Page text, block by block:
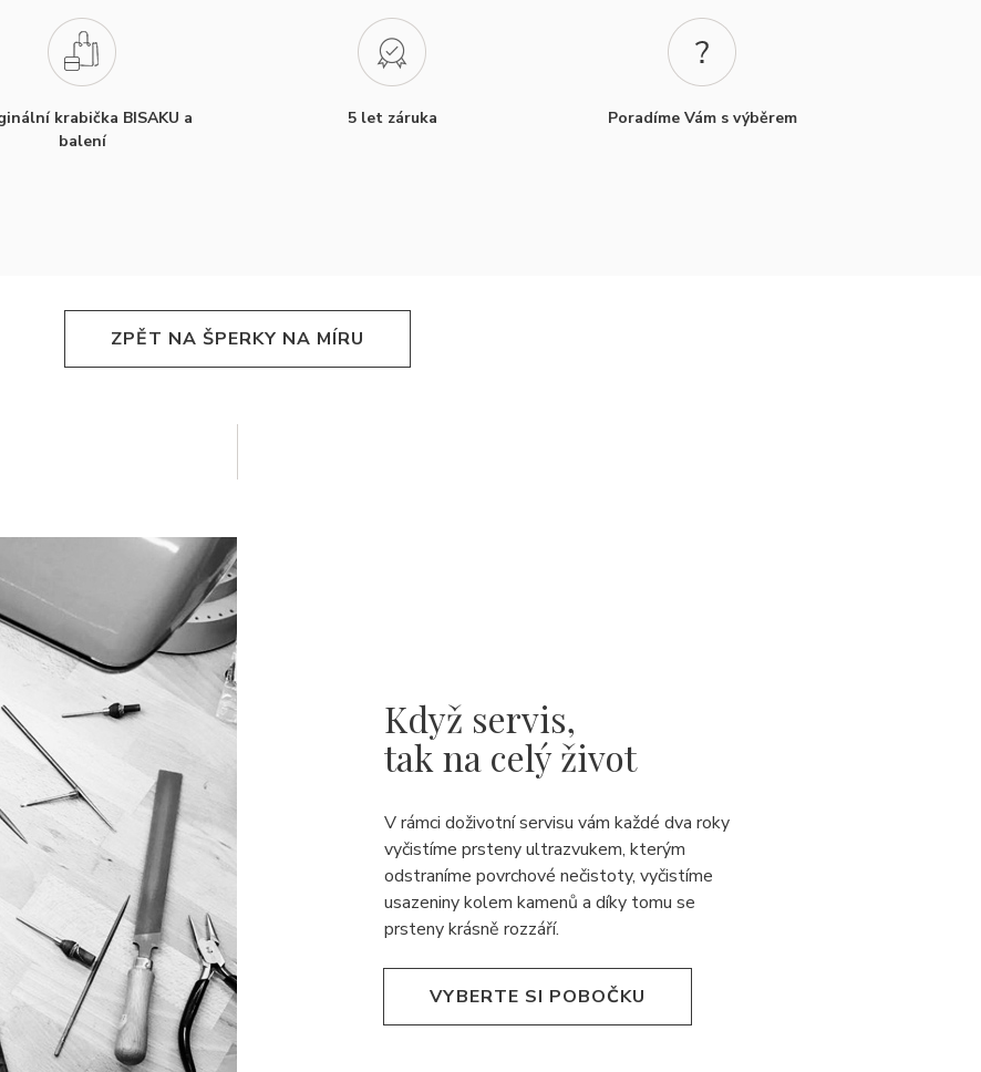
krabička BISAKU a
balení
5 let záruka Poradíme Vám s výběrem
ZPĚT NA ŠPERKY NA MÍRU
Když servis,
tak na celý život
V rámci doživotní servisu vám každé dva roky
vyčistíme prsteny ultrazvukem, kterým
odstraníme povrchové nečistoty, vyčistíme
usazeniny kolem kamenů a díky tomu se
prsteny krásně rozzáří.
VYBERTE SI POBOČKU